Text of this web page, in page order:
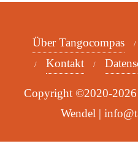
Über Tangocompas
Kontakt
Copyright ©2020-
Wendel |